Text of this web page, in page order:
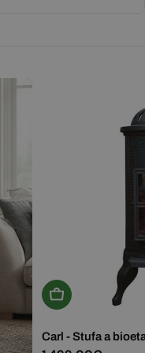
Aggiungi Al
Carl - Stufa a